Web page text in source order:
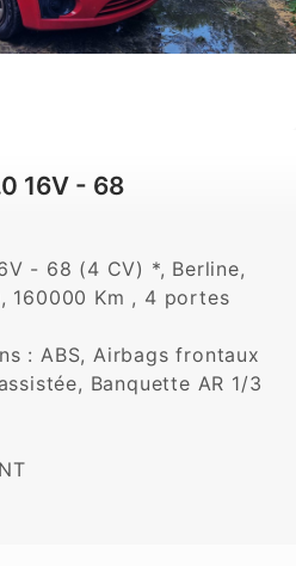
16V - 68
- 68 (4 CV) *, Berline,
160000 Km , 4 portes
: ABS, Airbags frontaux
Banquette AR 1/3